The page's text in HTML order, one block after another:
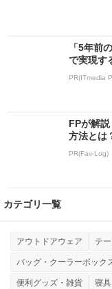
「5年前
で実現す
PR(ITmedia
FPが解
方法とは
PR(Fav-Log)
カテゴリ一覧
アウトドアウェア テ
バッグ・クーラーボック
便利グッズ・雑貨 寝具